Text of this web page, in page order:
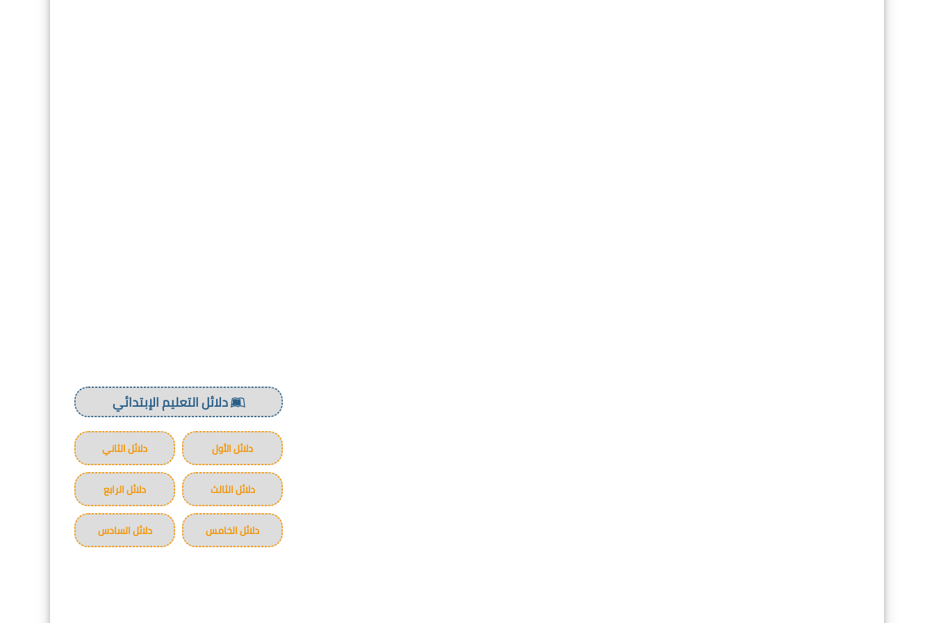
دلائل التعليم الإبتدائي
دلائل الأول دلائل الثاني
دلائل الثالث دلائل الرابع
دلائل الخامس دلائل السادس